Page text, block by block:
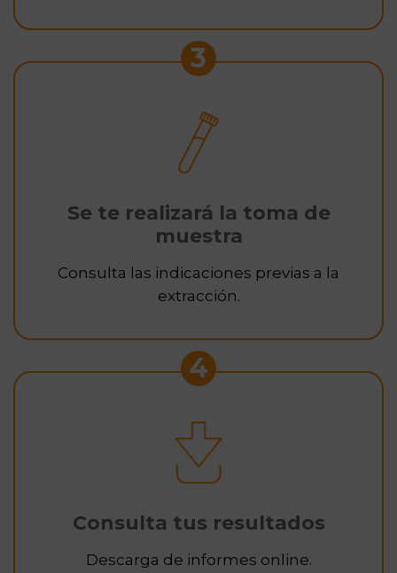
3
Se te realizará la toma de
muestra
Consulta las indicaciones previas a la
extracción.
4
Consulta tus resultados
Descarga de informes online.